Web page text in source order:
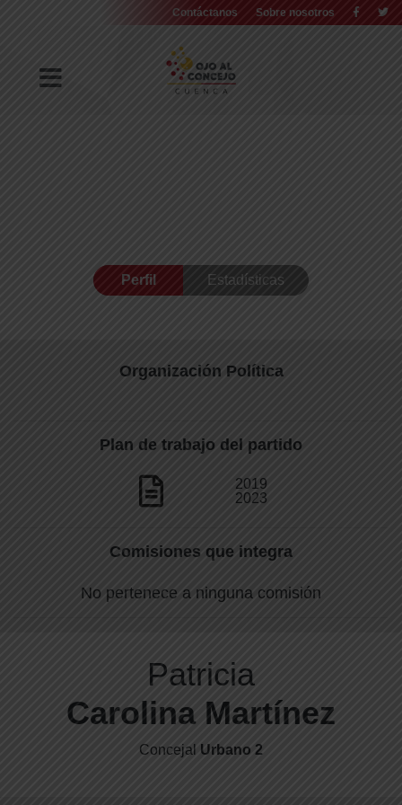
Contáctanos Sobre nosotros
Perfil Estadísticas
Organización Política
Plan de trabajo del partido
2019
2023
Comisiones que integra
No pertenece a ninguna comisión
Patricia
Carolina Martínez
Concejal Urbano 2